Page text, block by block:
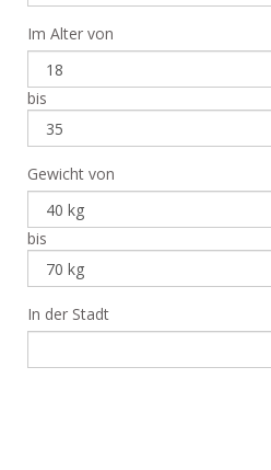
Im Alter von
bis
Gewicht von
bis
In der Stadt